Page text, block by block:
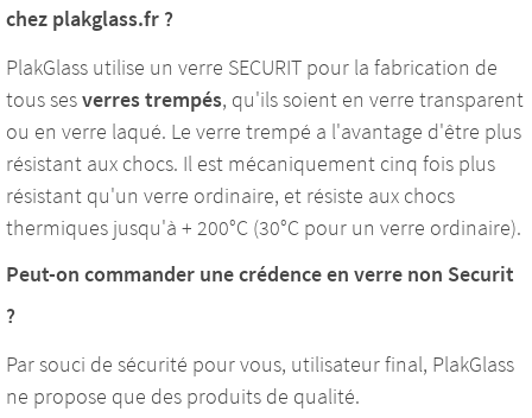
chez plakglass.fr ?
PlakGlass utilise un verre SECURIT pour la fabrication de
tous sesverres trempés, qu'ils soient en verre transparent
ou en verre laqué. Le verre trempé a l'avantage d'être plus
résistant aux chocs. Il est mécaniquement cinq fois plus
résistant qu'un verre ordinaire, et résiste aux chocs
thermiques jusqu'à + 200°C (30°C pour un verre ordinaire).
Peut-on commander une crédence en verre non Securit
?
Par souci de sécurité pour vous, utilisateur final, PlakGlass
ne propose que des produits de qualité.